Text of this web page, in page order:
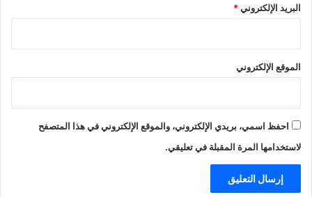
البريد الإلكتروني*
الموقع الإلكتروني
احفظ اسمي، بريدي الإلكتروني، والموقع الإلكتروني في هذا المتصفح
لاستخدامها المرة المقبلة في تعليقي.